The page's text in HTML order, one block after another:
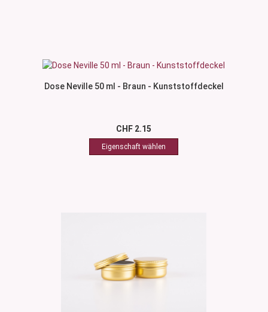
Dose Neville 50 ml - Braun - Kunststoffdeckel
CHF 2.15